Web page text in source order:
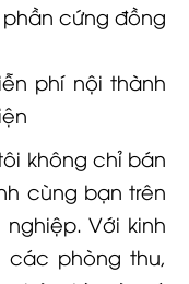
cứng đồng
phí nội thành
không chỉ bán
cùng bạn trên
Với kinh
các phòng thu,